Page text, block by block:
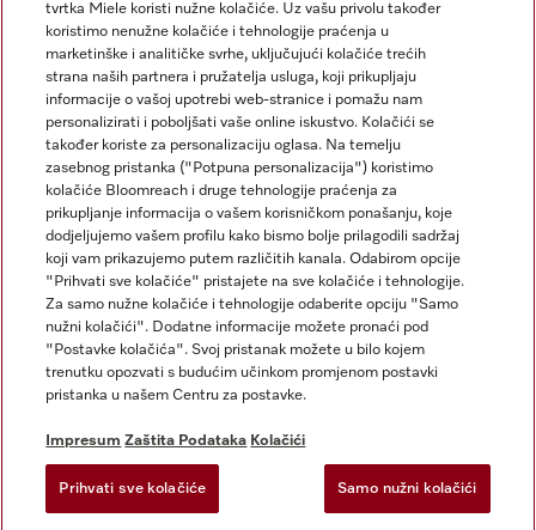
Impresum
Opći uvjeti
Zaštita podataka
Uvjeti Korištenja
Izjava o pristupačnosti
Zakon o digitalnim uslugama
Postavke kolačića
Miele na Instagramu
Miele na Facebooku
tvrtka Miele koristi nužne kolačiće. Uz vašu privolu također
koristimo nenužne kolačiće i tehnologije praćenja u
marketinške i analitičke svrhe, uključujući kolačiće trećih
strana naših partnera i pružatelja usluga, koji prikupljaju
informacije o vašoj upotrebi web-stranice i pomažu nam
personalizirati i poboljšati vaše online iskustvo. Kolačići se
također koriste za personalizaciju oglasa. Na temelju
zasebnog pristanka ("Potpuna personalizacija") koristimo
kolačiće Bloomreach i druge tehnologije praćenja za
prikupljanje informacija o vašem korisničkom ponašanju, koje
dodjeljujemo vašem profilu kako bismo bolje prilagodili sadržaj
koji vam prikazujemo putem različitih kanala. Odabirom opcije
"Prihvati sve kolačiće" pristajete na sve kolačiće i tehnologije.
Za samo nužne kolačiće i tehnologije odaberite opciju "Samo
nužni kolačići". Dodatne informacije možete pronaći pod
"Postavke kolačića". Svoj pristanak možete u bilo kojem
trenutku opozvati s budućim učinkom promjenom postavki
pristanka u našem Centru za postavke.
Impresum Zaštita Podataka Kolačići
Prihvati sve kolačiće Samo nužni kolačići